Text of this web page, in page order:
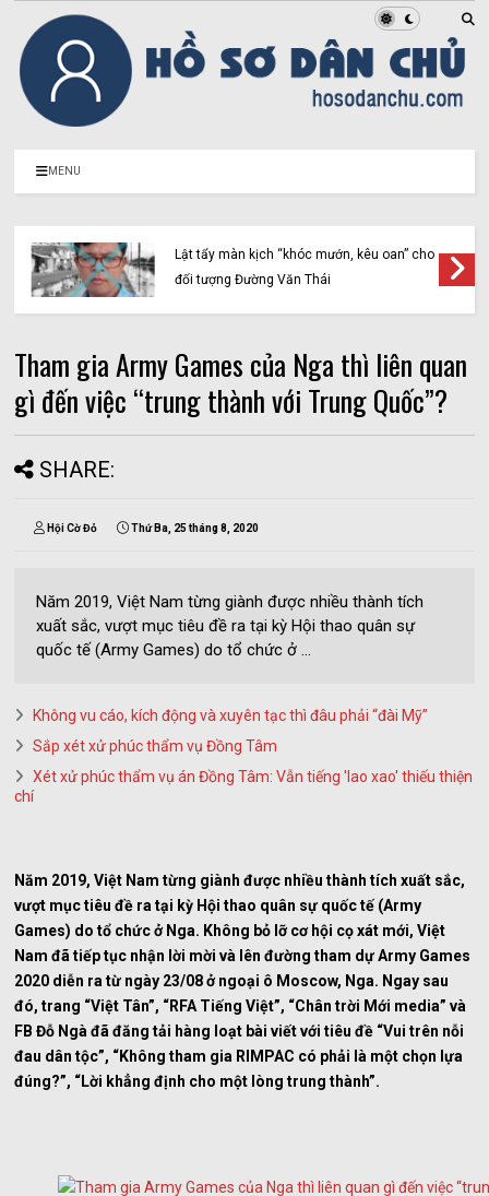
MENU
Lật tẩy màn kịch “khóc mướn, kêu oan” cho
đối tượng Đường Văn Thái
Tham gia Army Games của Nga thì liên quan
gì đến việc “trung thành với Trung Quốc”?
SHARE:
Hội Cờ Đỏ Thứ Ba, 25 tháng 8, 2020
Năm 2019, Việt Nam từng giành được nhiều thành tích
xuất sắc, vượt mục tiêu đề ra tại kỳ Hội thao quân sự
quốc tế (Army Games) do tổ chức ở ...
Không vu cáo, kích động và xuyên tạc thì đâu phải “đài Mỹ”
Sắp xét xử phúc thẩm vụ Đồng Tâm
Xét xử phúc thẩm vụ án Đồng Tâm: Vẫn tiếng 'lao xao' thiếu thiện
chí
Năm 2019, Việt Nam từng giành được nhiều thành tích xuất sắc,
vượt mục tiêu đề ra tại kỳ Hội thao quân sự quốc tế (Army
Games) do tổ chức ở Nga. Không bỏ lỡ cơ hội cọ xát mới, Việt
Nam đã tiếp tục nhận lời mời và lên đường tham dự Army Games
2020 diễn ra từ ngày 23/08 ở ngoại ô Moscow, Nga. Ngay sau
đó, trang “Việt Tân”, “RFA Tiếng Việt”, “Chân trời Mới media” và
FB Đỗ Ngà đã đăng tải hàng loạt bài viết với tiêu đề “Vui trên nỗi
đau dân tộc”, “Không tham gia RIMPAC có phải là một chọn lựa
đúng?”, “Lời khẳng định cho một lòng trung thành”.